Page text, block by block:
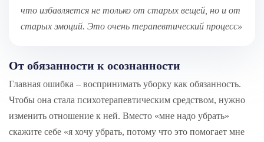
что избавляется не только от старых вещей, но и от
старых эмоций. Это очень терапевтический процесс»
От обязанности к осознанности
Главная ошибка – воспринимать уборку как обязанность.
Чтобы она стала психотерапевтическим средством, нужно
изменить отношение к ней. Вместо «мне надо убрать»
скажите себе «я хочу убрать, потому что это помогает мне